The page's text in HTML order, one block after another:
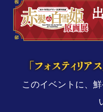
このイベントに、